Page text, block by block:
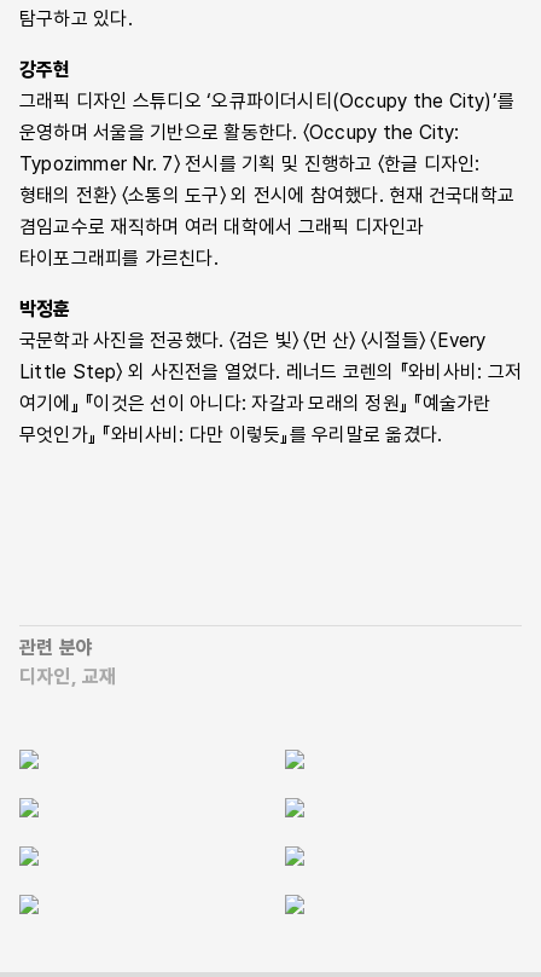
“아르민 호프만을 직접 보게 되지 않을까 하고 며칠 동안 가슴을
발견하고 마치 보물을 찾은 것마냥 흥분하곤 했었다. … 미국뿐
아니라 다른 나라에 가더라도 유명하다는 학교에는 반드시 그들이
가르친 제자들이 디자인 교육을 담당하고 있는 걸 보면 이 두
사람의 영향력이 얼마나 대단했었는지 잘 알 수 있다.” —박우혁,
『스위스 디자인 여행』 중
일반적으로 학교 교육은 예술의 쟁점들에 관심을 기울이지 않고
있다. (중략) 예술을 전문적으로 교육 받는 학생들을 제외하면
전문대학과 대학에서조차 디자인을 비롯한 독창적인 창작 과정을
일반적인 교육 가치로 인정하는 수업을 들을 수 없다. 이렇게
부적절한 여건에서는 창의적인 재능을 지닌 학생들이 그 이상으로
발전할 수 없다. 기본적인 지식과 주제를 강조하는 오늘날의
「들어가며」, 9쪽
교육이 이렇게 편향적인 이유는 무엇인가? 상상력과 창의적
재능을 자유롭게 펼치는 활동보다 쉽게 전달하고, 평가하고,
소중한 재능은 무뎌진다.
탐구하고 있다.
강주현
그래픽 디자인 스튜디오 ‘오큐파이더시티(Occupy the City)’를
운영하며 서울을 기반으로 활동한다. 〈Occupy the City:
Typozimmer Nr. 7〉 전시를 기획 및 진행하고 〈한글 디자인:
형태의 전환〉 〈소통의 도구〉 외 전시에 참여했다. 현재 건국대학교
겸임교수로 재직하며 여러 대학에서 그래픽 디자인과
타이포그래피를 가르친다.
박정훈
국문학과 사진을 전공했다. 〈검은 빛〉 〈먼 산〉 〈시절들〉 〈Every
Little Step〉 외 사진전을 열었다. 레너드 코렌의 『와비사비: 그저
여기에』 『이것은 선이 아니다: 자갈과 모래의 정원』 『예술가란
무엇인가』 『와비사비: 다만 이렇듯』를 우리말로 옮겼다.
관련 분야
디자인 교재